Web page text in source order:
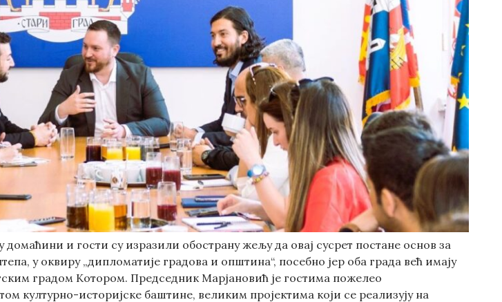
и гости су изразили обострану жељу да овај сусрет постане основ за
у оквиру „дипломатије градова и општина“, посебно јер оба града већ имају
градом Котором. Председник Марјановић је гостима пожелео
културно-историјске баштине, великим пројектима који се реализују на